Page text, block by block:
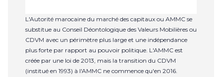
L'Autorité marocaine du marché des capitaux ou AMMC se
substitue au Conseil Déontologique des Valeurs Mobilières ou
CDVM avec un périmètre plus large et une indépendance
plus forte par rapport au pouvoir politique. L'AMMC est
créée par une loi de 2013, mais la transition du CDVM
(institué en 1993) à l'AMMC ne commence qu'en 2016.